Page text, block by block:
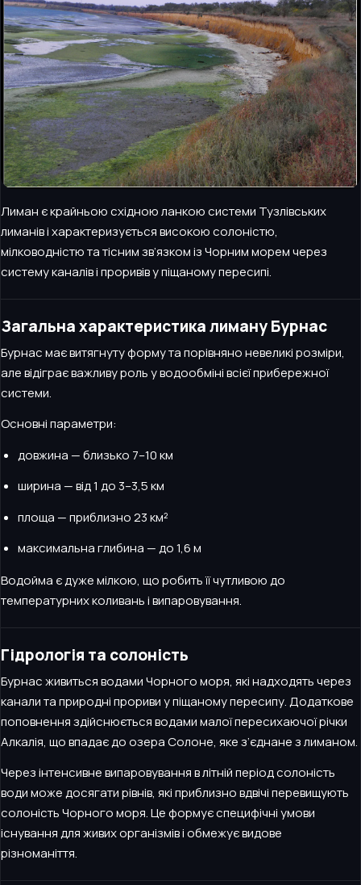
Лиман є крайньою східною ланкою системи Тузлівських
лиманів і характеризується високою солоністю,
мілководністю та тісним зв’язком із Чорним морем через
систему каналів і проривів у піщаному пересипі.
Загальна характеристика лиману Бурнас
Бурнас має витягнуту форму та порівняно невеликі розміри,
але відіграє важливу роль у водообміні всієї прибережної
системи.
Основні параметри:
довжина — близько 7–10 км
ширина — від 1 до 3–3,5 км
площа — приблизно 23 км²
максимальна глибина — до 1,6 м
Водойма є дуже мілкою, що робить її чутливою до
температурних коливань і випаровування.
Гідрологія та солоність
Бурнас живиться водами Чорного моря, які надходять через
канали та природні прориви у піщаному пересипу. Додаткове
поповнення здійснюється водами малої пересихаючої річки
Алкалія, що впадає до озера Солоне, яке з’єднане з лиманом.
Через інтенсивне випаровування в літній період солоність
води може досягати рівнів, які приблизно вдвічі перевищують
солоність Чорного моря. Це формує специфічні умови
існування для живих організмів і обмежує видове
різноманіття.